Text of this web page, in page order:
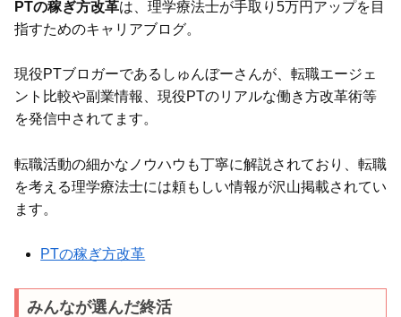
PTの稼ぎ方改革は、理学療法士が手取り5万円アップを目
指すためのキャリアブログ。
現役PTブロガーであるしゅんぼーさんが、転職エージェ
ント比較や副業情報、現役PTのリアルな働き方改革術等
を発信中されてます。
転職活動の細かなノウハウも丁寧に解説されており、転職
を考える理学療法士には頼もしい情報が沢山掲載されてい
ます。
PTの稼ぎ方改革
みんなが選んだ終活